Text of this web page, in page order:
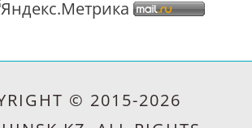
© 2015-2026